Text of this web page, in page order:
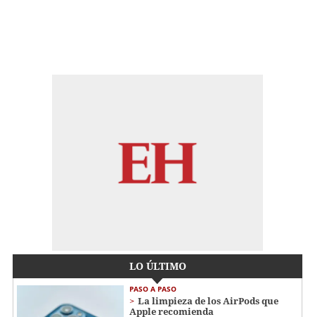
LO ÚLTIMO
PASO A PASO
La limpieza de los AirPods que
Apple recomienda